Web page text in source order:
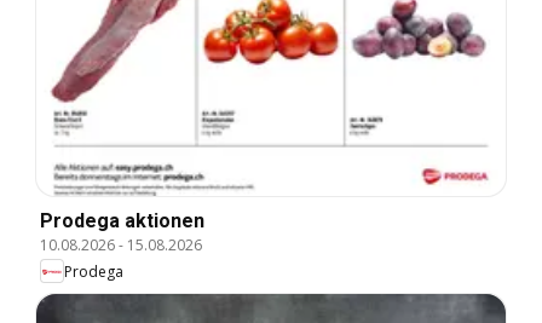
Prodega aktionen
10.08.2026- 15.08.2026
Prodega